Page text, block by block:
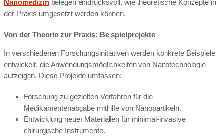
Nanomedizin belegen eindrucksvoll, wie theoretische Konzepte in
der Praxis umgesetzt werden können.
Von der Theorie zur Praxis: Beispielprojekte
In verschiedenen Forschungsinitiativen werden konkrete Beispiele
entwickelt, die Anwendungsmöglichkeiten von Nanotechnologie
aufzeigen. Diese Projekte umfassen:
Forschung zu gezielten Verfahren für die
Medikamentenabgabe mithilfe von Nanopartikeln.
Entwicklung neuer Materialien für minimal-invasive
chirurgische Instrumente.